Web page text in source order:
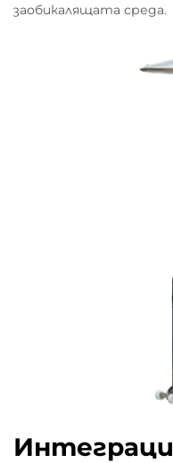
заобикалящата среда.